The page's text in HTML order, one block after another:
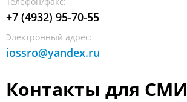
+7 (4932) 95-70-55
Электронный адрес:
iossro@yandex.ru
Контакты для СМИ